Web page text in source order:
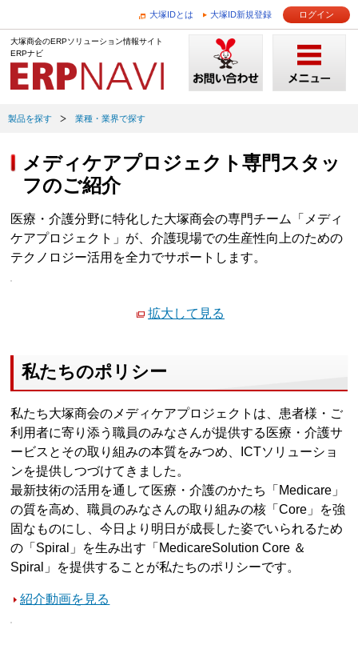
大塚IDとは 大塚ID新規登録 ログイン
大塚商会のERPソリューション情報サイト
ERPナビ
製品を探す 業種・業界で探す
メディケアプロジェクト専門スタッ
フのご紹介
医療・介護分野に特化した大塚商会の専門チーム「メディ
ケアプロジェクト」が、介護現場での生産性向上のための
テクノロジー活用を全力でサポートします。
拡大して見る
私たちのポリシー
私たち大塚商会のメディケアプロジェクトは、患者様・ご
利用者に寄り添う職員のみなさんが提供する医療・介護サ
ービスとその取り組みの本質をみつめ、ICTソリューショ
ンを提供しつづけてきました。
最新技術の活用を通して医療・介護のかたち「Medicare」
の質を高め、職員のみなさんの取り組みの核「Core」を強
固なものにし、今日より明日が成長した姿でいられるため
の「Spiral」を生み出す「MedicareSolution Core ＆
Spiral」を提供することが私たちのポリシーです。
紹介動画を見る